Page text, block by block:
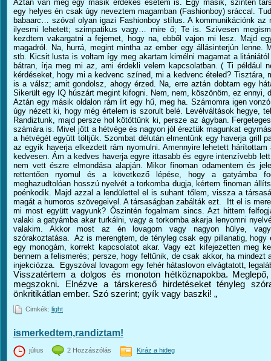
Aztán van még egy másik érdekes esetem is. Egy másik, szintén
egy helyes én csak úgy neveztem magamban (Fashionboy) sráccal.
babaarc… szóval olyan igazi Fashionboy stílus. A kommunikációnk az
ilyesmi lehetett; szimpatikus vagy… mire ő; Te is. Szívesen
kezdtem vakargatni a fejemet, hogy na, ebből vajon mi lesz. Majd
magadról. Na, hurrá, megint mintha az ember egy állásinterjún
stb. Kicsit lusta is voltam így meg akartam kimélni magamat a
bátran, írja meg mi az, ami érdekli velem kapcsolatban. ( Ti például
kérdéseket, hogy mi a kedvenc színed, mi a kedvenc ételed? Tisztára,
is a válsz; amit gondolsz, ahogy érzed. Na, erre aztán dobtam egy
Sikerült egy IQ húszárt megint kifogni. Nem, nem, köszönöm, ez ennyi,
Aztán egy másik oldalon rám írt egy hű, meg ha. Számomra igen
úgy nézett ki, hogy még értelem is szorult belé. Levélváltások hegye,
Randiztunk, majd persze hol kötöttünk ki, persze az ágyban.
számára is. Mivel jött a hétvége és nagyon jól éreztük magunkat
a hétvégét együtt töltjük. Szombat délután elmentünk egy haverja grill
az egyik haverja elkezdett rám nyomulni. Amennyire lehetett
kedvesen. Ám a kedves haverja egyre ittasabb és egyre intenzívebb
nem vett észre elmondása alapján. Mikor finoman odamentem és
rettentően nyomul és a következő lépése, hogy a gatyámba
meghazudtolóan hosszú nyelvét a torkomba dugja, kértem finoman
poénkodik. Majd azzal a lendülettel el is suhant tőlem, vissza a
magát a humoros szövegeivel. A társaságban zabálták ezt. Itt el is
mi most együtt vagyunk? Őszintén fogalmam sincs. Azt hittem
valaki a gatyámba akar turkálni, vagy a torkomba akarja lenyomni
valakim. Akkor most az én lovagom vagy nagyon hülye, vagy
szórakoztatása. Az is merengtem, de tényleg csak egy pillanatig,
egy monogám, korrekt kapcsolatot akar. Vagy ezt kifejezetten meg
bennem a felismerés; persze, hogy feltűnik, de csak akkor, ha mindezt
injekciózza. Egyszóval lovagom egy fehér hátaslovon elvágtatott,
Visszatértem a dolgos és monoton hétköznapokba.
megszokni. Elnézve a társkereső hirdetéseket tényleg
önkritikátlan ember. Szó szerint; gyík vagy baszki! „
Cimkék: light
ismerkedtem,randiztam!
július 2 Hozzászólás Kiráz a hideg